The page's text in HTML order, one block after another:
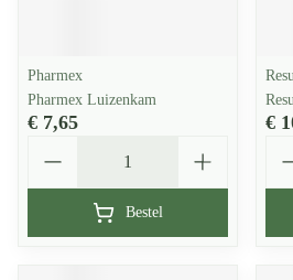
Pharmex
Pharmex Luizenkam
€ 7,65
Bestel
€